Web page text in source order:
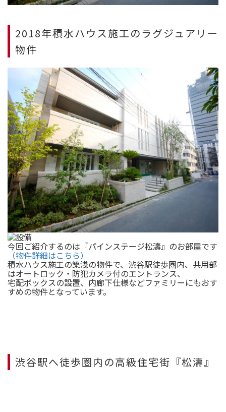
2018年積水ハウス施工のラグジュアリー
物件
今回ご紹介するのは『パインステージ松濤』のお部屋です
（物件詳細はこちら）
積水ハウス施工の築浅の物件で、渋谷駅徒歩圏内、共用部
はオートロック・防犯カメラ付のエントランス、
宅配ボックスの設置、内廊下仕様などファミリーにもおす
すめの物件となっています。
渋谷駅へ徒歩圏内の高級住宅街『松濤』